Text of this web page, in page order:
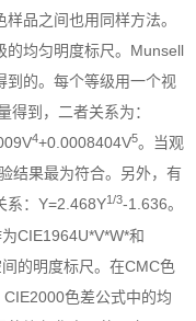
品之间也用同样方法。
的均匀明度标尺。Munsell
到的。每个等级用一个视
得到，二者关系为：
4+0.0008404V5。当观
结果最为符合。另外，有
系：Y=2.468Y1/3-1.636。
CIE1964U*V*W*和
的明度标尺。在CMC色
色差公式中的均